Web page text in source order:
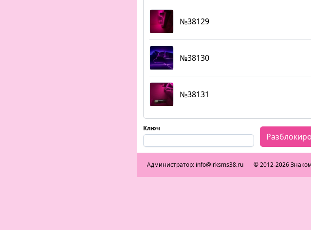
№38129
№38130
№38131
Ключ
Администратор: info@irksms38.ru © 2012-2026